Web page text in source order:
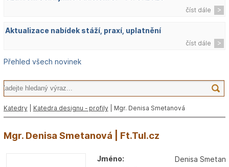
číst dále
Aktualizace nabídek stáží, praxí, uplatnění
číst dále
Přehled všech novinek
Katedry Katedra designu - profily | Mgr. Denisa Smetanová
Mgr. Denisa Smetanová | Ft.Tul.cz
Jméno:
Denisa